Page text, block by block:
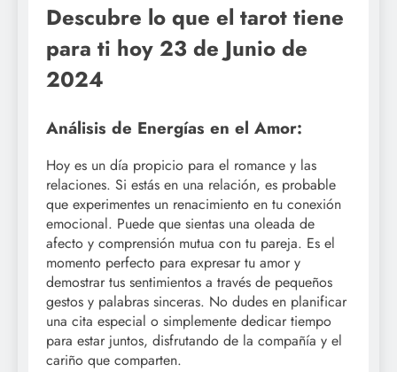
Descubre lo que el tarot tiene
para ti hoy 23 de Junio de
2024
Análisis de Energías en el Amor:
Hoy es un día propicio para el romance y las
relaciones. Si estás en una relación, es probable
que experimentes un renacimiento en tu conexión
emocional. Puede que sientas una oleada de
afecto y comprensión mutua con tu pareja. Es el
momento perfecto para expresar tu amor y
demostrar tus sentimientos a través de pequeños
gestos y palabras sinceras. No dudes en planificar
una cita especial o simplemente dedicar tiempo
para estar juntos, disfrutando de la compañía y el
cariño que comparten.